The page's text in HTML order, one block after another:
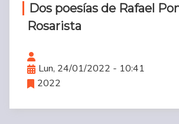
Dos poesías de Rafael
Rosarista
Lun, 24/01/2022 - 10:41
2022